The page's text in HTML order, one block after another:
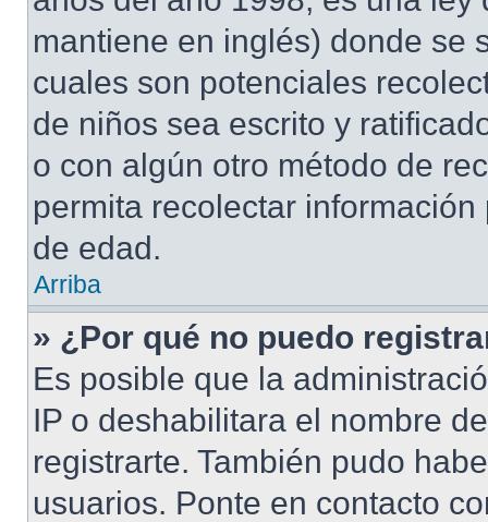
mantiene en inglés) donde se
cuales son potenciales
de niños sea escrito y
o con algún otro método de
permita recolectar
de edad.
Arriba
» ¿Por qué no puedo
Es posible que la
IP o deshabilitara el nombre
registrarte. También pudo
usuarios. Ponte en contacto